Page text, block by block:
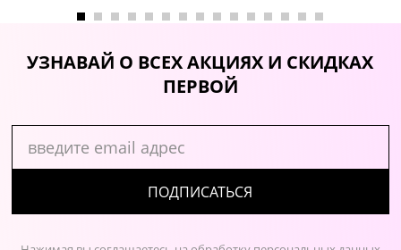
УЗНАВАЙ О ВСЕХ АКЦИЯХ И СКИДКАХ
ПЕРВОЙ
ПОДПИСАТЬСЯ